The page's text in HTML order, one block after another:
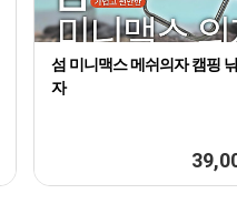
섬 미니맥스 메쉬의자 캠핑
자